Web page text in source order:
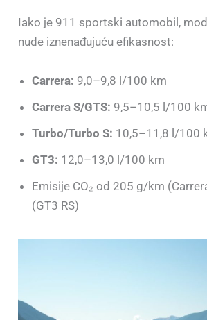
Iako je 911 sportski automobil,
nude iznenađujuću efikasnost:
Carrera: 9,0–9,8 l/100 km
Carrera S/GTS: 9,5–10,5 l/100
Turbo/Turbo S: 10,5–11,8 l/100
GT3: 12,0–13,0 l/100 km
Emisije CO₂ od 205 g/km
(GT3 RS)